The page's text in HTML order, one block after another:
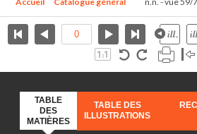
élévé
TABLE
DES
MATIÈRES
TABLE DES
ILLUSTRATIONS